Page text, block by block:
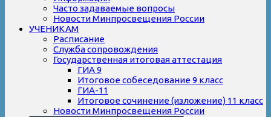
Часто задаваемые вопросы
Новости Минпросвещения России
УЧЕНИКАМ
Расписание
Служба сопровождения
Государственная итоговая аттестация
ГИА 9
Итоговое собеседование 9 класс
ГИА-11
Итоговое сочинение (изложение) 11 класс
Новости Минпросвещения России